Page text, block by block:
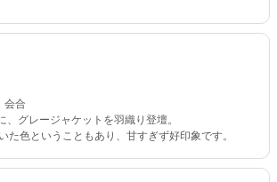
会合
、グレージャケットを羽織り登壇。
た色ということもあり、甘すぎず好印象です。